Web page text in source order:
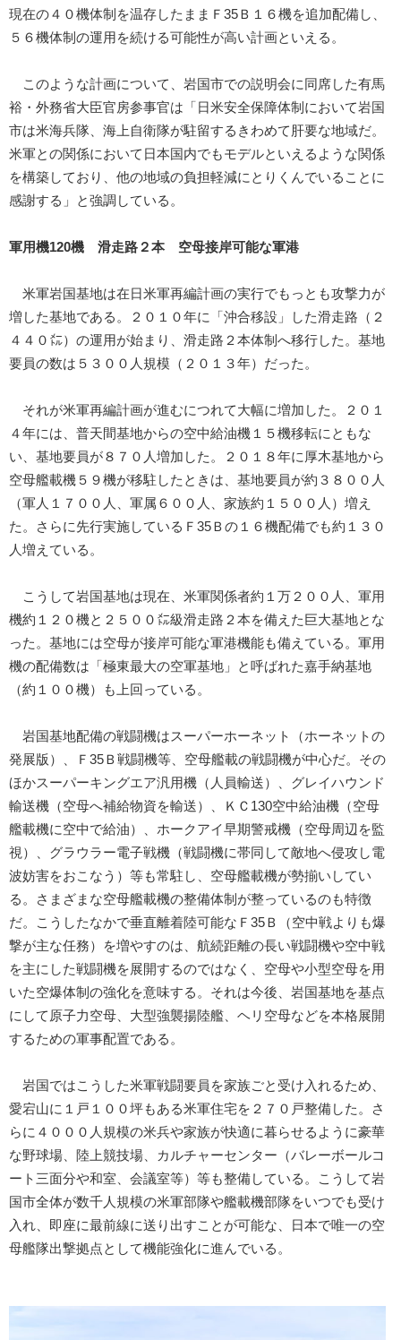
現在の４０機体制を温存したままＦ35Ｂ１６機を追加配備し、
５６機体制の運用を続ける可能性が高い計画といえる。
このような計画について、岩国市での説明会に同席した有馬
裕・外務省大臣官房参事官は「日米安全保障体制において岩国
市は米海兵隊、海上自衛隊が駐留するきわめて肝要な地域だ。
米軍との関係において日本国内でもモデルといえるような関係
を構築しており、他の地域の負担軽減にとりくんでいることに
感謝する」と強調している。
軍用機120機 滑走路２本 空母接岸可能な軍港
米軍岩国基地は在日米軍再編計画の実行でもっとも攻撃力が
増した基地である。２０１０年に「沖合移設」した滑走路（２
４４０㍍）の運用が始まり、滑走路２本体制へ移行した。基地
要員の数は５３００人規模（２０１３年）だった。
それが米軍再編計画が進むにつれて大幅に増加した。２０１
４年には、普天間基地からの空中給油機１５機移転にともな
い、基地要員が８７０人増加した。２０１８年に厚木基地から
空母艦載機５９機が移駐したときは、基地要員が約３８００人
（軍人１７００人、軍属６００人、家族約１５００人）増え
た。さらに先行実施しているＦ35Ｂの１６機配備でも約１３０
人増えている。
こうして岩国基地は現在、米軍関係者約１万２００人、軍用
機約１２０機と２５００㍍級滑走路２本を備えた巨大基地とな
った。基地には空母が接岸可能な軍港機能も備えている。軍用
機の配備数は「極東最大の空軍基地」と呼ばれた嘉手納基地
（約１００機）も上回っている。
岩国基地配備の戦闘機はスーパーホーネット（ホーネットの
発展版）、Ｆ35Ｂ戦闘機等、空母艦載の戦闘機が中心だ。その
ほかスーパーキングエア汎用機（人員輸送）、グレイハウンド
輸送機（空母へ補給物資を輸送）、ＫＣ130空中給油機（空母
艦載機に空中で給油）、ホークアイ早期警戒機（空母周辺を監
視）、グラウラー電子戦機（戦闘機に帯同して敵地へ侵攻し電
波妨害をおこなう）等も常駐し、空母艦載機が勢揃いしてい
る。さまざまな空母艦載機の整備体制が整っているのも特徴
だ。こうしたなかで垂直離着陸可能なＦ35Ｂ（空中戦よりも爆
撃が主な任務）を増やすのは、航続距離の長い戦闘機や空中戦
を主にした戦闘機を展開するのではなく、空母や小型空母を用
いた空爆体制の強化を意味する。それは今後、岩国基地を基点
にして原子力空母、大型強襲揚陸艦、ヘリ空母などを本格展開
するための軍事配置である。
岩国ではこうした米軍戦闘要員を家族ごと受け入れるため、
愛宕山に１戸１００坪もある米軍住宅を２７０戸整備した。さ
らに４０００人規模の米兵や家族が快適に暮らせるように豪華
な野球場、陸上競技場、カルチャーセンター（バレーボールコ
ート三面分や和室、会議室等）等も整備している。こうして岩
国市全体が数千人規模の米軍部隊や艦載機部隊をいつでも受け
入れ、即座に最前線に送り出すことが可能な、日本で唯一の空
母艦隊出撃拠点として機能強化に進んでいる。